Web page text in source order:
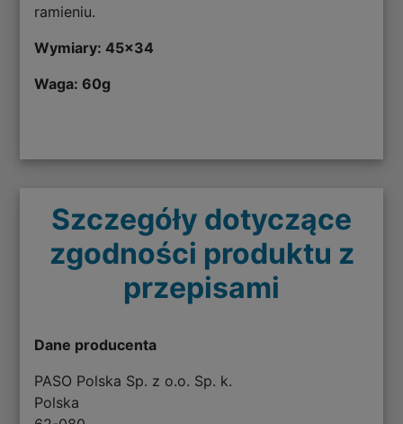
ramieniu.
Wymiary: 45x34
Waga: 60g
Szczegóły dotyczące
zgodności produktu z
przepisami
Dane producenta
PASO Polska Sp. z o.o. Sp. k.
Polska